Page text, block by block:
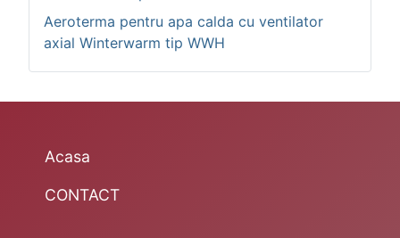
Aeroterma pentru apa calda cu ventilator
axial Winterwarm tip WWH
Acasa
CONTACT